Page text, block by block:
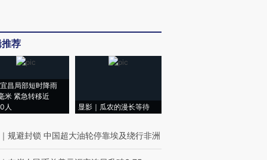
荐
昌局部短时降雨
米 紧急转移近
人
显影｜瓜农的漫长等待
｜ 规避封锁 中国超大油轮停靠埃及绕行非洲